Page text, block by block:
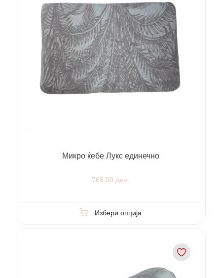
Микро ќебе Лукс единечно
765.00 ден.
Избери опција